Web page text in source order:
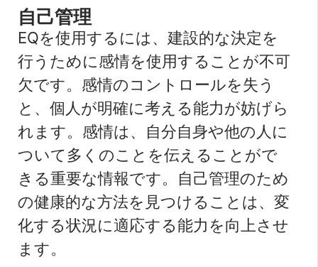
自己管理
EQを使用するには、建設的な決定を
行うために感情を使用することが不可
欠です。感情のコントロールを失う
と、個人が明確に考える能力が妨げら
れます。感情は、自分自身や他の人に
ついて多くのことを伝えることがで
きる重要な情報です。自己管理のため
の健康的な方法を見つけることは、変
化する状況に適応する能力を向上させ
ます。